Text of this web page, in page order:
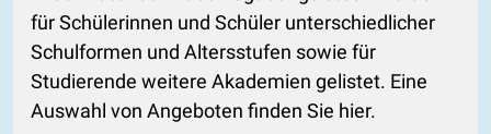
für Schülerinnen und Schüler unterschiedlicher
Schulformen und Altersstufen sowie für
Studierende weitere Akademien gelistet. Eine
Auswahl von Angeboten finden Sie hier.